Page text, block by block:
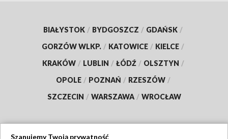
BIAŁYSTOK / BYDGOSZCZ / GDAŃSK /
GORZÓW WLKP. / KATOWICE / KIELCE /
KRAKÓW / LUBLIN / ŁÓDŹ / OLSZTYN /
OPOLE / POZNAŃ / RZESZÓW /
SZCZECIN / WARSZAWA / WROCŁAW
Szanujemy Twoją prywatność